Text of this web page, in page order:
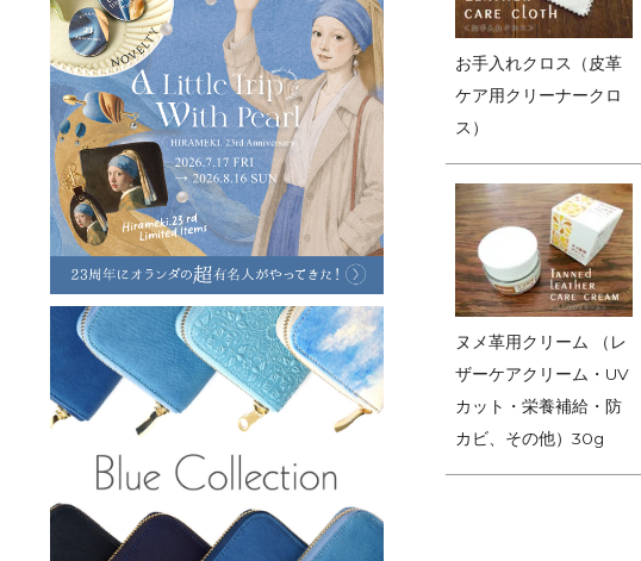
お手入れクロス（皮革
ケア用クリーナークロ
ス）
ヌメ革用クリーム （レ
ザーケアクリーム・UV
カット・栄養補給・防
カビ、その他）30g